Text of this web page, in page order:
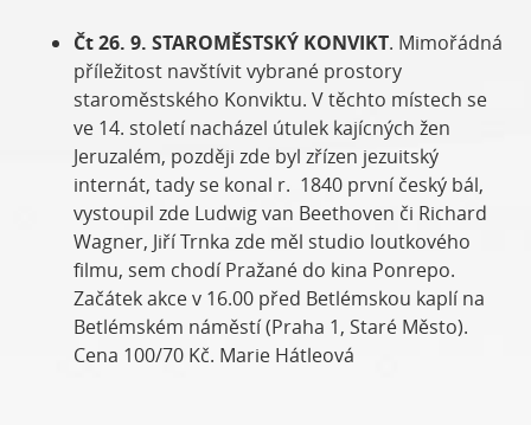
Čt 26. 9. STAROMĚSTSKÝ KONVIKT. Mimořádná
příležitost navštívit vybrané prostory
staroměstského Konviktu. V těchto místech se
ve 14. století nacházel útulek kajícných žen
Jeruzalém, později zde byl zřízen jezuitský
internát, tady se konal r. 1840 první český bál,
vystoupil zde Ludwig van Beethoven či Richard
Wagner, Jiří Trnka zde měl studio loutkového
filmu, sem chodí Pražané do kina Ponrepo.
Začátek akce v 16.00 před Betlémskou kaplí na
Betlémském náměstí (Praha 1, Staré Město).
Cena 100/70 Kč. Marie Hátleová